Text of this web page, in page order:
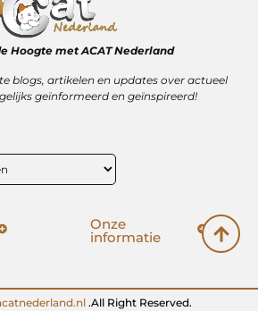
Hoogte met ACAT Nederland
blogs, artikelen en updates over actueel
geïnformeerd en geïnspireerd!
Onze
informatie
.All Right Reserved.